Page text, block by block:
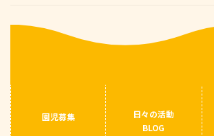
園児募集
日々の活動
BLOG